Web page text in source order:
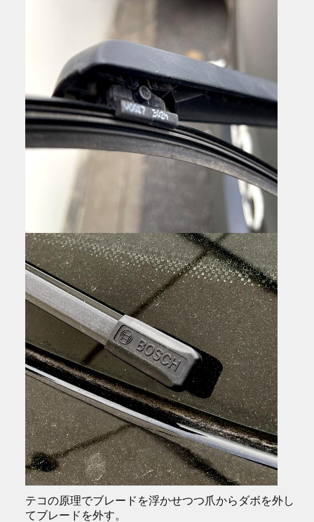
テコの原理でブレードを浮かせつつ爪からダボを外し
てブレードを外す。